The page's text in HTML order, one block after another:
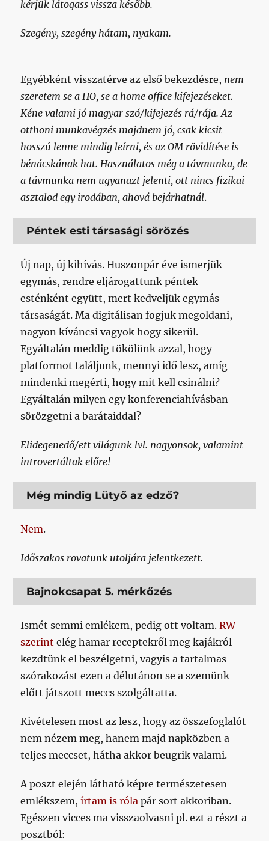
kérjük látogass vissza később.
Szegény, szegény hátam, nyakam.
Egyébként visszatérve az első bekezdésre, nem
szeretem se a HO, se a home office kifejezéseket.
Kéne valami jó magyar szó/kifejezés rá/rája. Az
otthoni munkavégzés majdnem jó, csak kicsit
hosszú lenne mindig leírni, és az OM rövidítése is
bénácskának hat. Használatos még a távmunka, de
a távmunka nem ugyanazt jelenti, ott nincs fizikai
asztalod egy irodában, ahová bejárhatnál.
Péntek esti társasági sörözés
Új nap, új kihívás. Huszonpár éve ismerjük
egymás, rendre eljárogattunk péntek
esténként együtt, mert kedveljük egymás
társaságát. Ma digitálisan fogjuk megoldani,
nagyon kíváncsi vagyok hogy sikerül.
Egyáltalán meddig tökölünk azzal, hogy
platformot találjunk, mennyi idő lesz, amíg
mindenki megérti, hogy mit kell csinálni?
Egyáltalán milyen egy konferenciahívásban
sörözgetni a barátaiddal?
Elidegenedő/ett világunk lvl. nagyonsok, valamint
introvertáltak előre!
Még mindig Lütyő az edző?
Nem.
Időszakos rovatunk utoljára jelentkezett.
Bajnokcsapat 5. mérkőzés
Ismét semmi emlékem, pedig ott voltam.RW
szerint elég hamar receptekről meg kajákról
kezdtünk el beszélgetni, vagyis a tartalmas
szórakozást ezen a délutánon se a szemünk
előtt játszott meccs szolgáltatta.
Kivételesen most az lesz, hogy az összefoglalót
nem nézem meg, hanem majd napközben a
teljes meccset, hátha akkor beugrik valami.
A poszt elején látható képre természetesen
emlékszem,írtam is róla pár sort akkoriban.
Egészen vicces ma visszaolvasni pl. ezt a részt a
posztból: